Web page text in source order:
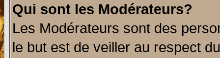
Qui sont les Modérateurs?
Les Modérateurs sont des
le but est de veiller au respect